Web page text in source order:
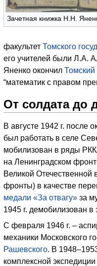
Зачетная книжка Н.Н.
факультет Томского
его учителей были Л.А.
Яненко окончил Томский
“математик с правом
От солдата до
В августе 1942 г. после
был работать в селе
мобилизован в ряды
на Ленинградском
Великой Отечественной
фронты) в качестве
медали «За отвагу»за
1945 г. демобилизован в
С февраля 1946 г. –
механики Московского
Рашевского. В
комплексной